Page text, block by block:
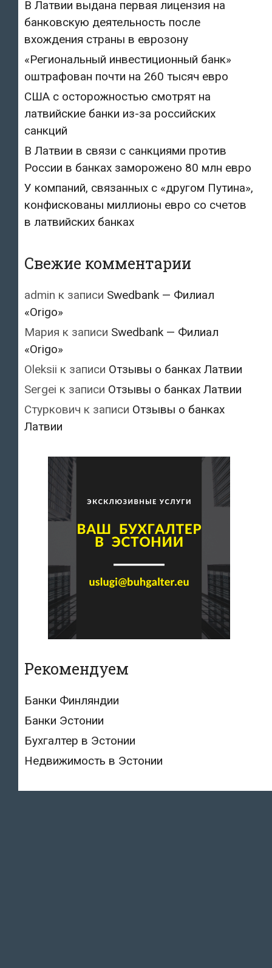
В Латвии выдана первая лицензия на
банковскую деятельность после
вхождения страны в еврозону
«Региональный инвестиционный банк»
оштрафован почти на 260 тысяч евро
США с осторожностью смотрят на
латвийские банки из-за российских
санкций
В Латвии в связи с санкциями против
России в банках заморожено 80 млн евро
У компаний, связанных с «другом Путина»,
конфискованы миллионы евро со счетов
в латвийских банках
Свежие комментарии
admin к записи Swedbank — Филиал
«Origo»
Мария к записи Swedbank — Филиал
«Origo»
Oleksii к записи Отзывы о банках Латвии
Sergei к записи Отзывы о банках Латвии
Стуркович к записи Отзывы о банках
Латвии
Рекомендуем
Банки Финляндии
Банки Эстонии
Бухгалтер в Эстонии
Недвижимость в Эстонии